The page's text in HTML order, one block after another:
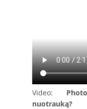
Video:
nuotrauką?